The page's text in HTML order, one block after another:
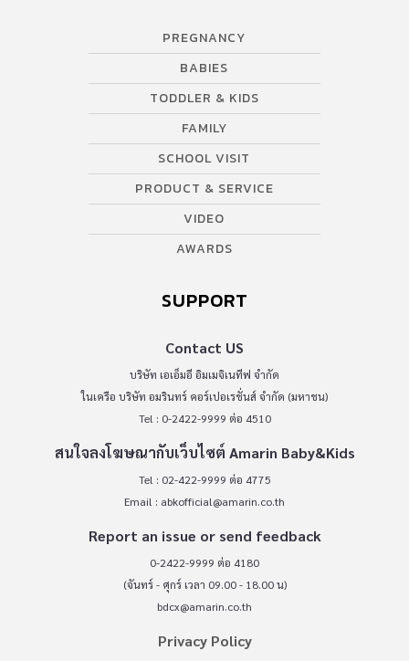
วัย 6 เดือนที่เปลี่ยนจากการดื่มนมสู่อาหารมื้อแรก พ่อแม่ต่างกังวลกับ
เมนูอาหาร อยากให้ลูกได้รับสารอาหารเหมาะสมตามวัย และเมื่อถึงวัย
1 ขวบเด็กจะเริ่มคุ้นชินกับรสชาติ บางรายมีพฤติกรรมในการต่อต้าน
อาหารบางประเภท เช่น ไม่ทานผัก ไม่เคี้ยวข้าว เลือกทานและทานยาก
มากขึ้น จึงเลี่ยงไม่ได้ที่ต้องเริ่มปรุงแต่งรสชาติอาหารให้ลูกบ้าง แต่
เครื่องปรุงที่มีอยู่ตามท้องตลาดทั่วไปอาจจะมีส่วนผสมที่มีสารปรุงแต่งที่
ไม่เหมาะสมและเป็นอันตรายต่อสุขภาพของเด็กในระยะยาว จินนี่ย์
PREGNANCY
BABIES
TODDLER & KIDS
FAMILY
SCHOOL VISIT
PRODUCT & SERVICE
VIDEO
AWARDS
SUPPORT
Contact US
บริษัท เอเอ็มอี อิมเมจิเนทีฟ จำกัด
ในเครือ บริษัท อมรินทร์ คอร์เปอเรชั่นส์ จำกัด (มหาชน)
Tel : 0-2422-9999 ต่อ 4510
สนใจลงโฆษณากับเว็บไซต์ Amarin Baby&Kids
Tel : 02-422-9999 ต่อ 4775
Email : abkofficial@amarin.co.th
Report an issue or send feedback
0-2422-9999 ต่อ 4180
(จันทร์ - ศุกร์ เวลา 09.00 - 18.00 น)
bdcx@amarin.co.th
Privacy Policy